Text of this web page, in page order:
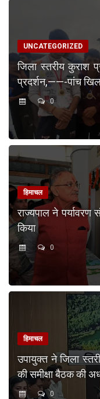
UNCATEGORIZED
जिला स्तरीय कुराश
प्रदर्शन,——-पांच
0
हिमाचल
राज्यपाल ने
किया
0
हिमाचल
उपायुक्त ने जिला
की समीक्षा बैठक की
0